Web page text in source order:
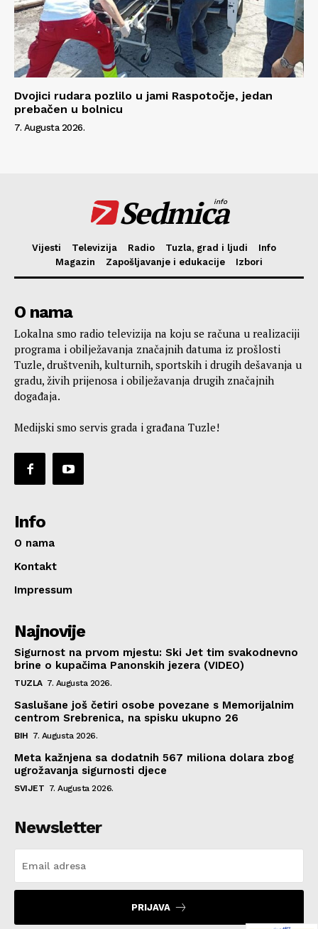
Dvojici rudara pozlilo u jami Raspotočje, jedan
prebačen u bolnicu
7. Augusta 2026.
Sedmica
info
Vijesti Televizija Radio Tuzla, grad i ljudi
Info
Magazin
Zapošljavanje i edukacije Izbori
O nama
Lokalna smo radio televizija na koju se računa u realizaciji
programa i obilježavanja značajnih datuma iz prošlosti
Tuzle, društvenih, kulturnih, sportskih i drugih dešavanja u
gradu, živih prijenosa i obilježavanja drugih značajnih
događaja.
Medijski smo servis grada i građana Tuzle!
Info
O nama
Kontakt
Impressum
Najnovije
Sigurnost na prvom mjestu: Ski Jet tim svakodnevno
brine o kupačima Panonskih jezera (VIDEO)
TUZLA 7. Augusta 2026.
Saslušane još četiri osobe povezane s Memorijalnim
centrom Srebrenica, na spisku ukupno 26
BIH 7. Augusta 2026.
Meta kažnjena sa dodatnih 567 miliona dolara zbog
ugrožavanja sigurnosti djece
SVIJET 7. Augusta 2026.
Newsletter
PRIJAVA